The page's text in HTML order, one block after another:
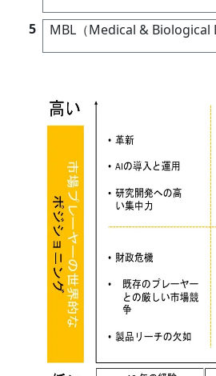
5 MBL（Medical & Biological